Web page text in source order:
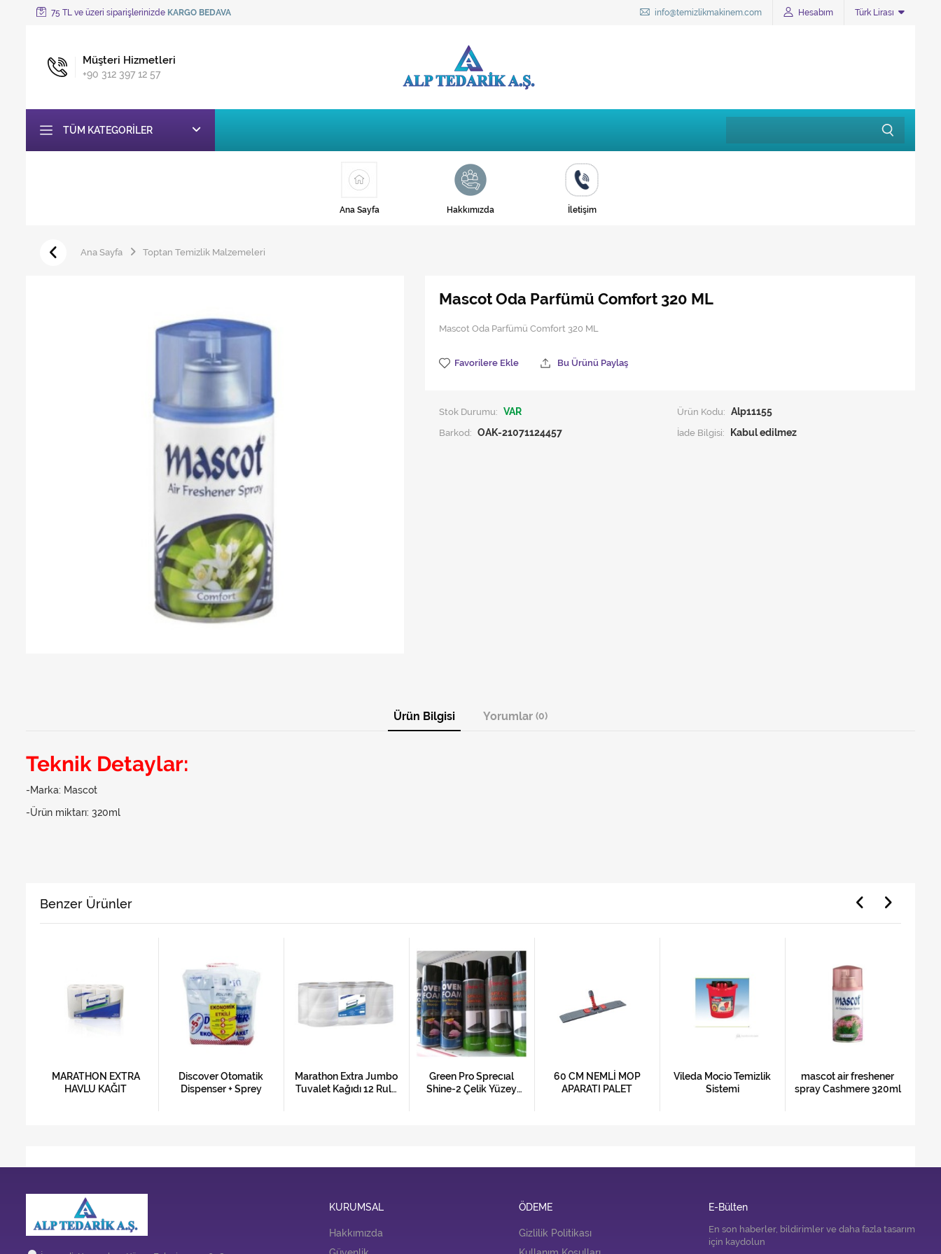
75 TL ve üzeri siparişlerinizde KARGO BEDAVA info@temizlikmakinem.com Hesabım Türk Lirası
Müşteri Hizmetleri
+90 312 397 12 57
TÜM KATEGORILER
Ana Sayfa Hakkımızda İletişim
Ana Sayfa Toptan Temizlik Malzemeleri
Mascot Oda Parfümü Comfort 320 ML
Mascot Oda Parfümü Comfort 320 ML
Favorilere Ekle Bu Ürünü Paylaş
Stok Durumu: VAR Ürün Kodu: Alp11155
Barkod: OAK-21071124457 İade Bilgisi:
Ürün Bilgisi Yorumlar (0)
Teknik Detaylar:
-Marka: Mascot
-Ürün miktarı: 320ml
Benzer Ürünler
MARATHON EXTRA
HAVLU KAĞIT
Discover Otomatik
Dispenser + Sprey
Marathon Extra Jumbo
Tuvalet Kağıdı 12 Rulo
Green Pro Sprecıal
Shine-2 Çelik Yüzey
60 CM NEMLİ MOP
APARATI PALET
Vileda Mocio Temizlik
Sistemi
mascot air freshener
spray Cashmere 320ml
E-Bülten
En son haberler, bildirimler ve daha fazla tasarım
için kaydolun
KURUMSAL
Hakkımızda
ÖDEME
Gizlilik Politikası